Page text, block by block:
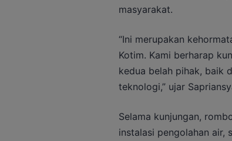
masyarakat.
“Ini merupakan
Kotim. Kami berharap
kedua belah pihak, baik
teknologi,” ujar
Selama kunjungan,
instalasi pengolahan air,